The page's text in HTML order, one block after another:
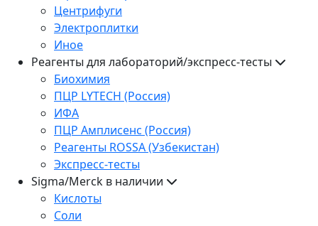
Центрифуги
Электроплитки
Иное
Реагенты для лабораторий/экспресс-тесты
Биохимия
ПЦР LYTECH (Россия)
ИФА
ПЦР Амплисенс (Россия)
Реагенты ROSSA (Узбекистан)
Экспресс-тесты
Sigma/Merck в наличии
Кислоты
Соли